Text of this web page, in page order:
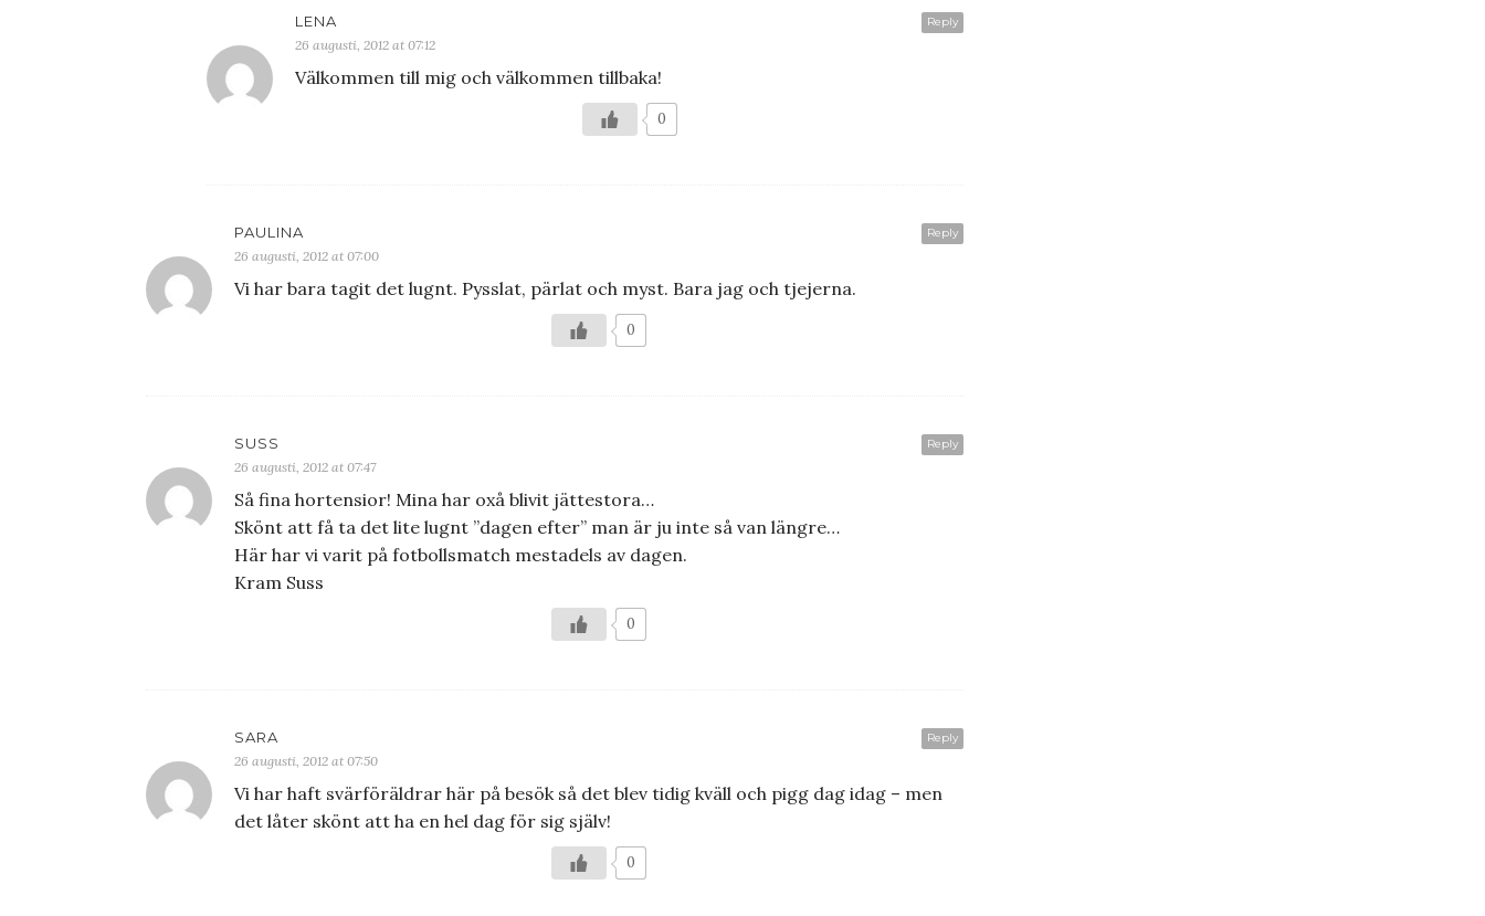
Reply
LENA
26 augusti, 2012 at 07:12
Välkommen till mig och välkommen tillbaka!
0
Reply
PAULINA
26 augusti, 2012 at 07:00
Vi har bara tagit det lugnt. Pysslat, pärlat och myst. Bara jag och tjejerna.
0
Reply
SUSS
26 augusti, 2012 at 07:47
Så fina hortensior! Mina har oxå blivit jättestora…
Skönt att få ta det lite lugnt ”dagen efter” man är ju inte så van längre…
Här har vi varit på fotbollsmatch mestadels av dagen.
Kram Suss
0
Reply
SARA
26 augusti, 2012 at 07:50
Vi har haft svärföräldrar här på besök så det blev tidig kväll och pigg dag idag – men
det låter skönt att ha en hel dag för sig själv!
0